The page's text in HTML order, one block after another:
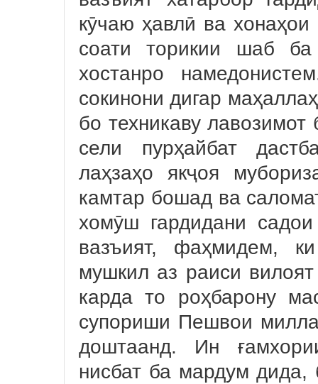
кӯчаю ҳавлӣ ва
соати торикии шаб
хостанро
сокинони дигар
бо техникаву
сели пурҳайбат
лаҳзаҳо якҷоя
камтар бошад ва
хомӯш гардидани
вазъият, фаҳмидем,
мушкил аз раиси
карда то роҳбарону
супориши Пешвои
доштаанд. Ин
нисбат ба мардум